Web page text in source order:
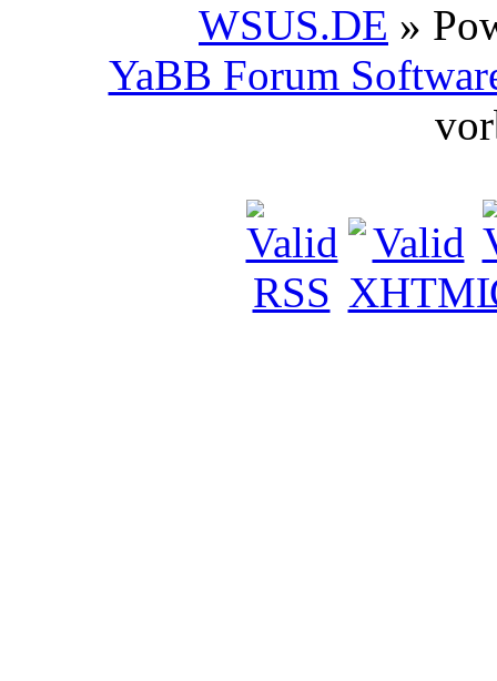
WSUS.DE »
YaBB Forum